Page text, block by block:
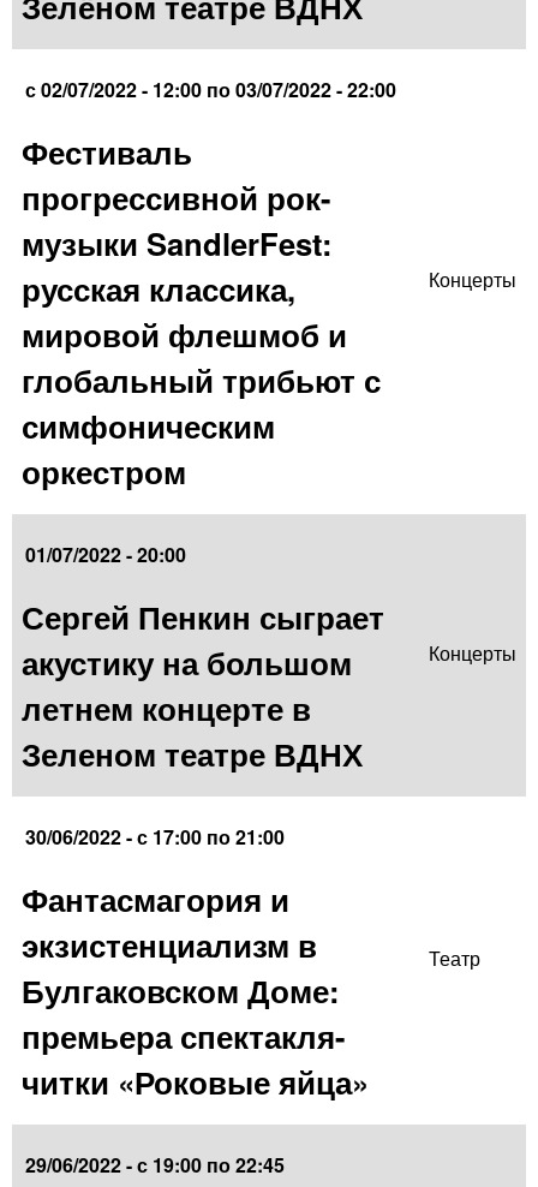
с02/07/2022 - 12:00 по03/07/2022 - 22:00
Фестиваль
прогрессивной рок-
музыки SandlerFest:
русская классика,
мировой флешмоб и
глобальный трибьют с
симфоническим
оркестром
Концерты
01/07/2022 - 20:00
Сергей Пенкин сыграет
акустику на большом
летнем концерте в
Зеленом театре ВДНХ
Концерты
30/06/2022 -с 17:00 по21:00
Фантасмагория и
экзистенциализм в
Булгаковском Доме:
премьера спектакля-
читки «Роковые яйца»
Театр
29/06/2022 -с 19:00 по22:45